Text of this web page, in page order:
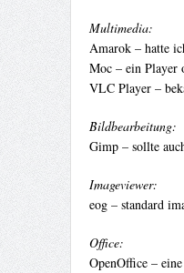
Multimedia:
Amarok – hatte
Moc – ein Player
VLC Player –
Bildbearbeitung:
Gimp – sollte
Imageviewer:
eog – standard
Office:
OpenOffice –